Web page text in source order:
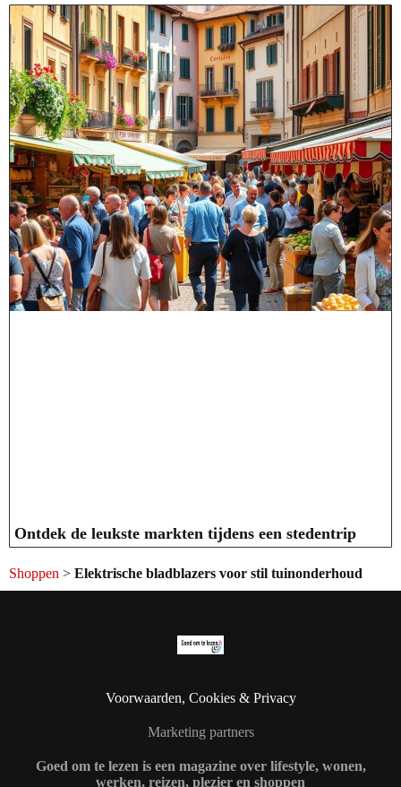
Ontdek de leukste markten tijdens een stedentrip
Shoppen > Elektrische bladblazers voor stil tuinonderhoud
Voorwaarden, Cookies & Privacy
Marketing partners
Goed om te lezen is een magazine over lifestyle, wonen,
werken, reizen, plezier en shoppen